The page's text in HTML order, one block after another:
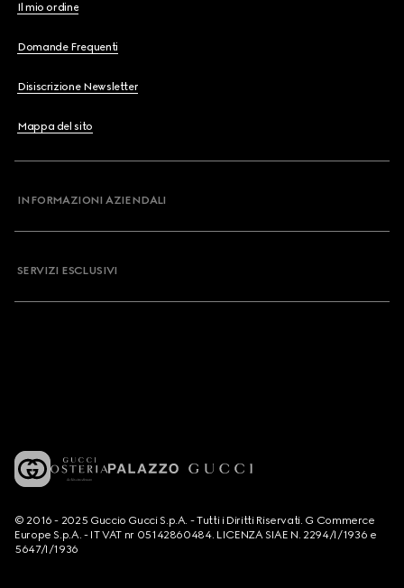
Il mio ordine
Domande Frequenti
Disiscrizione Newsletter
Mappa del sito
INFORMAZIONI AZIENDALI
SERVIZI ESCLUSIVI
© 2016 - 2025 Guccio Gucci S.p.A. - Tutti i Diritti Riservati. G Commerce
Europe S.p.A. - IT VAT nr 05142860484. LICENZA SIAE N. 2294/I/1936 e
5647/I/1936